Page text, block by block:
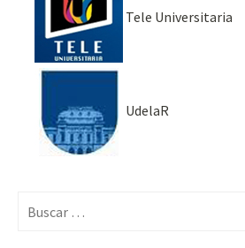
Tele Universitaria
UdelaR